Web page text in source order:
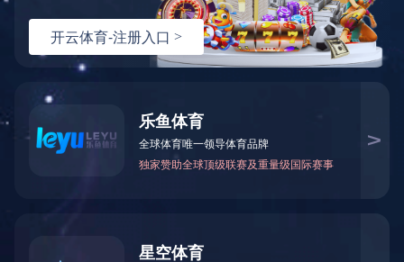
券变动月报表
热线：151-9017-0656